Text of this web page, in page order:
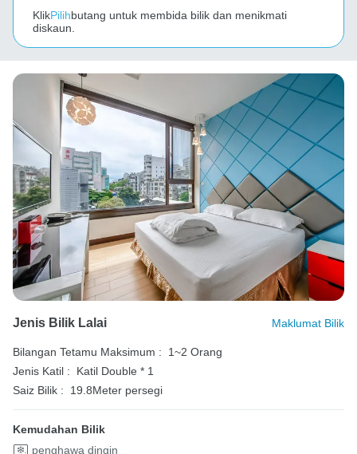
KlikPilihbutang untuk membida bilik dan menikmati
diskaun.
Jenis Bilik Lalai Maklumat Bilik
Bilangan Tetamu Maksimum :
1~2 Orang
Jenis Katil :
Katil Double * 1
Saiz Bilik :
19.8Meter persegi
Kemudahan Bilik
penghawa dingin